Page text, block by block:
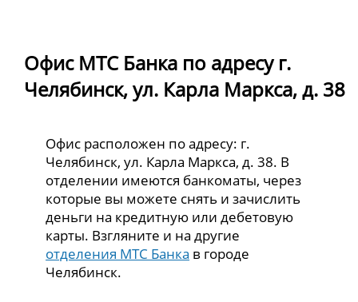
Офис МТС Банка по адресу г.
Челябинск, ул. Карла Маркса, д. 38
Офис расположен по адресу: г.
Челябинск, ул. Карла Маркса, д. 38. В
отделении имеются банкоматы, через
которые вы можете снять и зачислить
деньги на кредитную или дебетовую
карты. Взгляните и на другие
отделения МТС Банка в городе
Челябинск.